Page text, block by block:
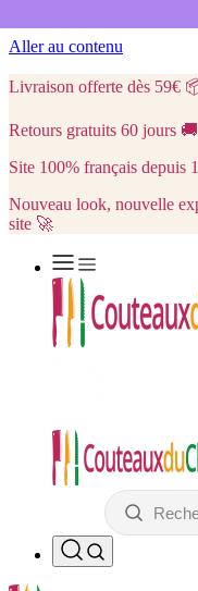
Aller au contenu
Livraison offerte dès 59€
Retours gratuits 60 jours 🚚
Site 100% français depuis
Nouveau look, nouvelle
site 🚀